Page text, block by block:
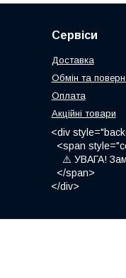
Сервіси
Доставка
Обмін та
Оплата
Акційні товари
<div
<span
⚠️ УВАГА!
</span>
</div>